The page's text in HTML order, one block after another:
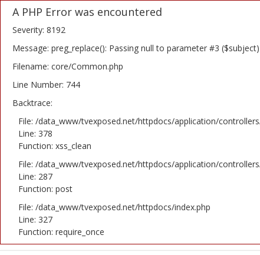
A PHP Error was encountered
Severity: 8192
Message: preg_replace(): Passing null to parameter #3
Filename: core/Common.php
Line Number: 744
Backtrace:
File: /data_www/tvexposed.net/httpdocs/application/
Line: 378
Function: xss_clean
File: /data_www/tvexposed.net/httpdocs/application/
Line: 287
Function: post
File: /data_www/tvexposed.net/httpdocs/index.php
Line: 327
Function: require_once
Home
Novosti
TV Serije
Filmovi
Glumci
Contact
Login